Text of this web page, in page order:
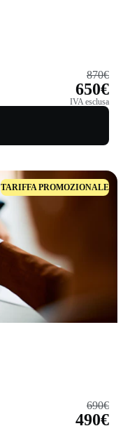
870€
650€
IVA esclusa
TARIFFA PROMOZIONALE
690€
490€